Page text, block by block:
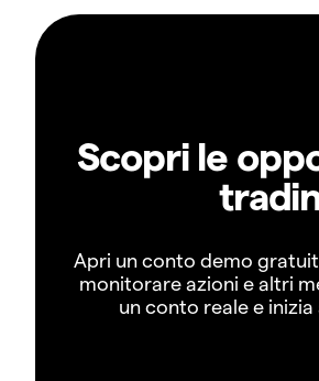
Scopri le
Apri un conto demo
monitorare azioni e altri
un conto reale e